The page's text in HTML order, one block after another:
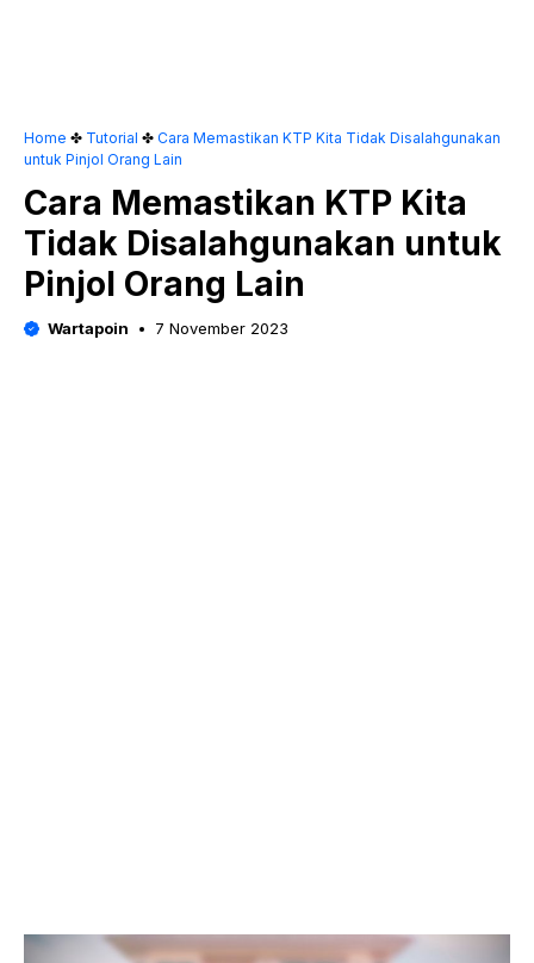
Home ✤ Tutorial ✤ Cara Memastikan KTP Kita Tidak Disalahgunakan
untuk Pinjol Orang Lain
Cara Memastikan KTP Kita
Tidak Disalahgunakan untuk
Pinjol Orang Lain
Wartapoin 7 November 2023